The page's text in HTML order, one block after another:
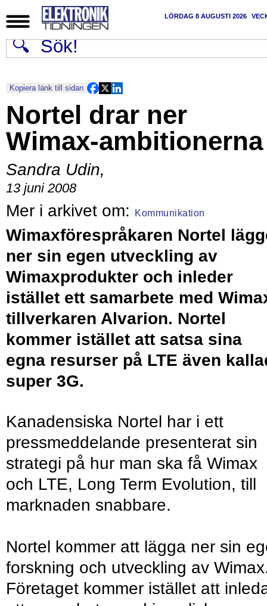
LÖRDAG 8 AUGUSTI 2026
Kopiera länk till sidan
Nortel drar ner
Wimax-ambitionerna
Sandra Udin,
13 juni 2008
Kommunikation
Wimaxförespråkaren Nortel
ner sin egen utveckling av
Wimaxprodukter och inleder
istället ett samarbete med
tillverkaren Alvarion. Nortel
kommer istället att satsa sina
egna resurser på LTE även
super 3G.
Kanadensiska Nortel har i ett
pressmeddelande presenterat sin
strategi på hur man ska få Wimax
och LTE, Long Term Evolution, till
marknaden snabbare.
Nortel kommer att lägga ner sin
forskning och utveckling av
Företaget kommer istället att